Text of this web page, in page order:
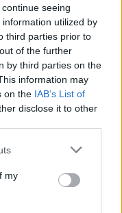
seeing
utilized by
third parties prior to
of the further
by third parties on the
information may
on the IAB’s List of
disclose it to other
my
alle9:30
coinvolgendo un
civicacurerà
laPro Loco Angera
un contributo di 10
i primi
messe a
la presenza degli
seconda giornata è
Campagnolo.
gli